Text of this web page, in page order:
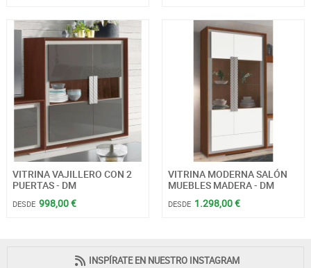
VITRINA VAJILLERO CON 2
PUERTAS - DM
DESDE 998,00 €
VITRINA MODERNA SALÓN
MUEBLES MADERA - DM
DESDE 1.298,00 €
INSPÍRATE EN NUESTRO INSTAGRAM